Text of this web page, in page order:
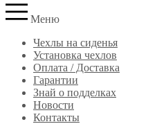
Меню
Чехлы на сиденья
Установка чехлов
Оплата / Доставка
Гарантии
Знай о подделках
Новости
Контакты